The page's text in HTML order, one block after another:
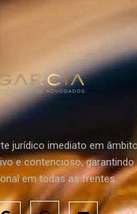
jurídico imediato em âmbito
e contencioso, garantindo
em todas as frentes.